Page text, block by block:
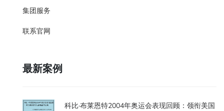
集团服务
联系官网
最新案例
科比·布莱恩特2004年奥运会表现回顾：领衔美国